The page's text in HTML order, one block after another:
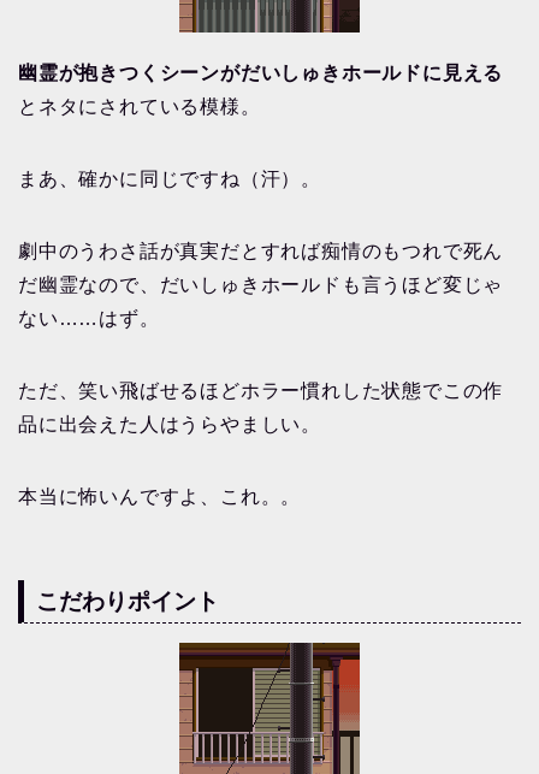
幽霊が抱きつくシーンがだいしゅきホールドに見える
とネタにされている模様。
まあ、確かに同じですね（汗）。
劇中のうわさ話が真実だとすれば痴情のもつれで死ん
だ幽霊なので、だいしゅきホールドも言うほど変じゃ
ない……はず。
ただ、笑い飛ばせるほどホラー慣れした状態でこの作
品に出会えた人はうらやましい。
本当に怖いんですよ、これ。。
こだわりポイント